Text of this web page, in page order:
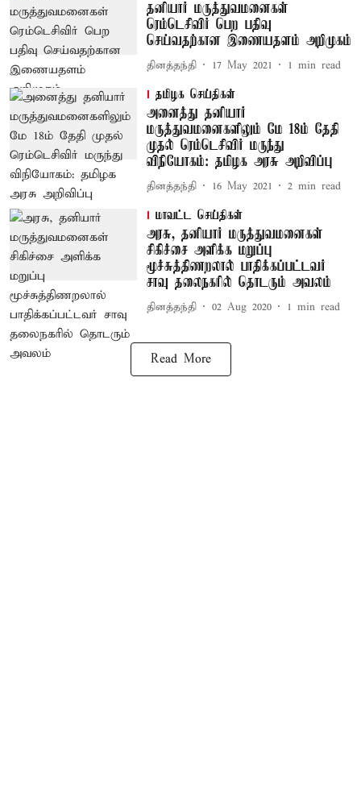
தனியார் மருத்துவமனைகள்
ரெம்டெசிவிர் பெற பதிவு
செய்வதற்கான இணையதளம் அறிமுகம்
தினத்தந்தி 17 May 2021 1 min read
தமிழக செய்திகள்
அனைத்து தனியார்
மருத்துவமனைகளிலும் மே 18ம் தேதி
முதல் ரெம்டெசிவிர் மருந்து
விநியோகம்: தமிழக அரசு அறிவிப்பு
தினத்தந்தி 16 May 2021 2 min read
மாவட்ட செய்திகள்
அரசு, தனியார் மருத்துவமனைகள்
சிகிச்சை அளிக்க மறுப்பு
மூச்சுத்திணறலால் பாதிக்கப்பட்டவர்
சாவு தலைநகரில் தொடரும் அவலம்
தினத்தந்தி 02 Aug 2020 1 min read
Read More